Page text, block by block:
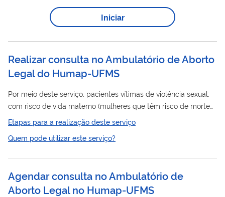
saúde. A assistência no Hospital de Clínicas, como área de
ensino da Universidade Federal do Rio Grande do Sul (UFRGS),
contratados, com a participação de residentes e estudantes...
Iniciar
Realizar consulta no Ambulatório de Aborto
Legal do Humap-UFMS
Por meio deste serviço, pacientes vítimas de violência sexual;
com risco de vida materno (mulheres que têm risco de morte
por conta de doença pré-existente associada com a gravidez)
ou em gestação de feto com anencefalia, são atendidas no
Ambulatóriode Aborto Legal do Humap-UFMS.
Etapas para a realização deste serviço
Quem pode utilizar este serviço?
Agendar consulta no Ambulatório de
Aborto Legal no Humap-UFMS